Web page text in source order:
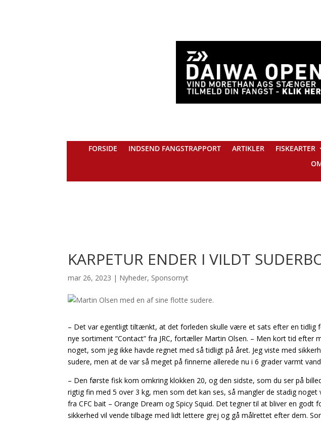
FORSIDE INDSEND FANGSTRAPPORT ARTIKLER FISKEARTER
KARPETUR ENDER I VILDT
mar 26, 2023 | Nyheder, Sponsornyt
– Det var egentligt tiltænkt, at det forleden skulle være et sats efter en tidlig
nye sortiment “Contact” fra JRC, fortæller Martin Olsen. – Men kort tid efter
noget, som jeg ikke havde regnet med så tidligt på året. Jeg viste med
sudere, men at de var så meget på finnerne allerede nu i 6 grader varmt
– Den første fisk kom omkring klokken 20, og den sidste, som du ser på
rigtig fin med 5 over 3 kg, men som det kan ses, så mangler de stadig
fra CFC bait – Orange Dream og Spicy Squid. Det tegner til at bliver en godt
sikkerhed vil vende tilbage med lidt lettere grej og gå målrettet efter dem.